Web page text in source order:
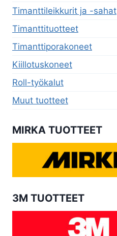
Timanttileikkurit ja -sahat
Timanttituotteet
Timanttiporakoneet
Kiillotuskoneet
Roll-työkalut
Muut tuotteet
MIRKA TUOTTEET
3M TUOTTEET